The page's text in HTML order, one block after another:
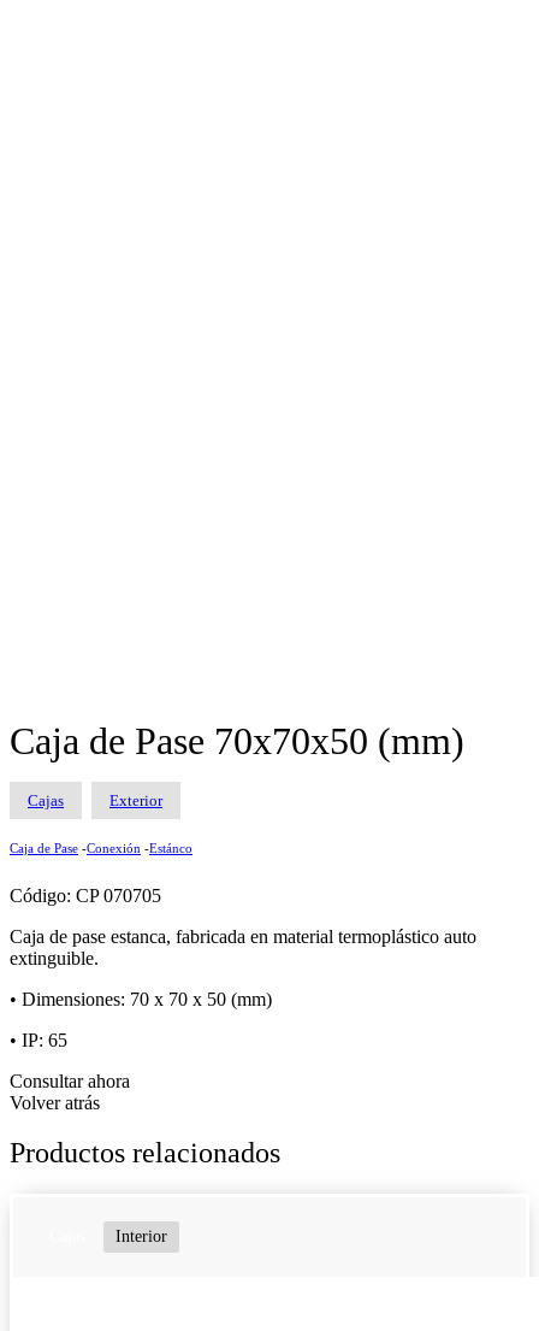
Caja de Pase 70x70x50 (mm)
Cajas Exterior
Caja de Pase -Conexión -Estánco
Código: CP 070705
Caja de pase estanca, fabricada en material termoplástico auto
extinguible.
• Dimensiones: 70 x 70 x 50 (mm)
• IP: 65
Consultar ahora
Volver atrás
Productos relacionados
Interior